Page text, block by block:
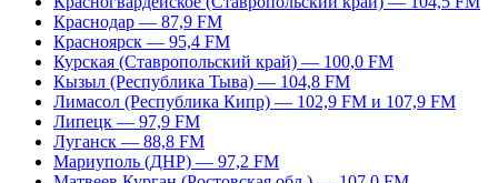
Краснодар — 87,9 FM
Красноярск — 95,4 FM
Курская (Ставропольский край) — 100,0 FM
Кызыл (Республика Тыва) — 104,8 FM
Лимасол (Республика Кипр) — 102,9 FM и 107,9 FM
Липецк — 97,9 FM
Луганск — 88,8 FM
Мариуполь (ДНР) — 97,2 FM